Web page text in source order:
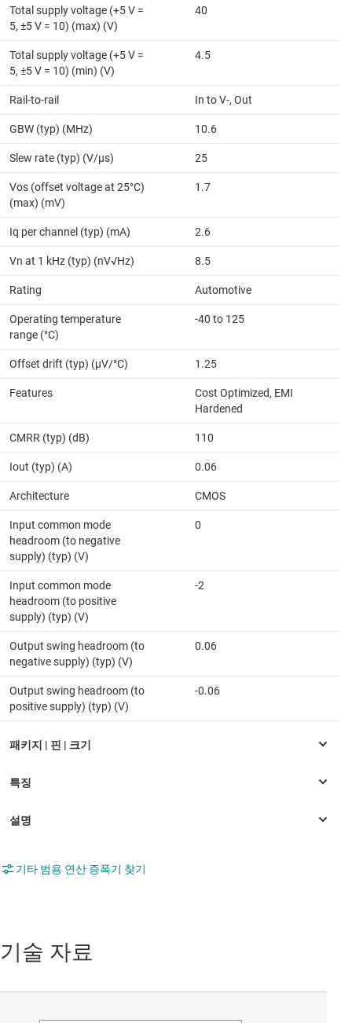
Total supply voltage (+5 V =
5, ±5 V = 10) (max) (V)
40
Total supply voltage (+5 V =
5, ±5 V = 10) (min) (V)
4.5
Rail-to-rail In to V-, Out
GBW (typ) (MHz) 10.6
Slew rate (typ) (V/µs) 25
Vos (offset voltage at 25°C)
(max) (mV)
1.7
Iq per channel (typ) (mA) 2.6
Vn at 1 kHz (typ) (nV√Hz) 8.5
Rating Automotive
Operating temperature
range (°C)
-40 to 125
Offset drift (typ) (µV/°C) 1.25
Features
Cost Optimized, EMI
Hardened
CMRR (typ) (dB) 110
Iout (typ) (A) 0.06
Architecture CMOS
Input common mode
headroom (to negative
supply) (typ) (V)
0
Input common mode
headroom (to positive
supply) (typ) (V)
-2
Output swing headroom (to
negative supply) (typ) (V)
0.06
Output swing headroom (to
positive supply) (typ) (V)
-0.06
기타 범용 연산 증폭기 찾기
기술 자료